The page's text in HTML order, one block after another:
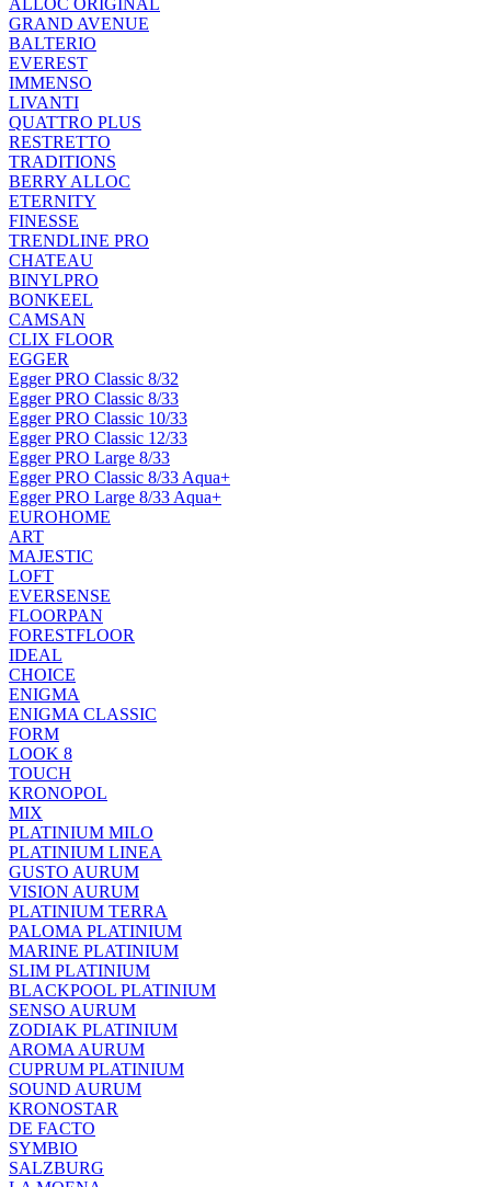
ALLOC ORIGINAL
GRAND AVENUE
BALTERIO
EVEREST
IMMENSO
LIVANTI
QUATTRO PLUS
RESTRETTO
TRADITIONS
BERRY ALLOC
ETERNITY
FINESSE
TRENDLINE PRO
CHATEAU
BINYLPRO
BONKEEL
CAMSAN
CLIX FLOOR
EGGER
Egger PRO Classic 8/32
Egger PRO Classic 8/33
Egger PRO Classic 10/33
Egger PRO Classic 12/33
Egger PRO Large 8/33
Egger PRO Classic 8/33 Aqua+
Egger PRO Large 8/33 Aqua+
EUROHOME
ART
MAJESTIC
LOFT
EVERSENSE
FLOORPAN
FORESTFLOOR
IDEAL
CHOICE
ENIGMA
ENIGMA CLASSIC
FORM
LOOK 8
TOUCH
KRONOPOL
MIX
PLATINIUM MILO
PLATINIUM LINEA
GUSTO AURUM
VISION AURUM
PLATINIUM TERRA
PALOMA PLATINIUM
MARINE PLATINIUM
SLIM PLATINIUM
BLACKPOOL PLATINIUM
SENSO AURUM
ZODIAK PLATINIUM
AROMA AURUM
CUPRUM PLATINIUM
SOUND AURUM
KRONOSTAR
DE FACTO
SYMBIO
SALZBURG